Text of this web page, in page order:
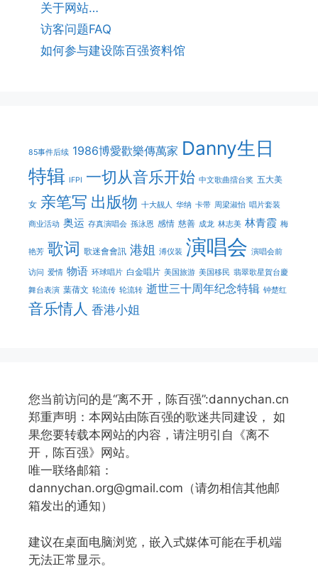
关于网站…
访客问题FAQ
如何参与建设陈百强资料馆
85事件后续 1986博愛歡樂傳萬家 Danny生日
特辑 IFPI 一切从音乐开始 中文歌曲擂台奖 五大美
女 亲笔写 出版物 十大靓人 华纳 卡带 周梁淑怡 唱片套装
商业活动 奥运 存真演唱会 孫泳恩 感情 慈善 成龙 林志美 林青霞 梅
艳芳 歌词 歌迷會會訊 港姐 溥仪装 演唱会 演唱会前
访问 爱情 物语 环球唱片 白金唱片 美国旅游 美国移民 翡翠歌星賀台慶
舞台表演 葉蒨文 轮流传 轮流转 逝世三十周年纪念特辑 钟楚红
音乐情人 香港小姐
您当前访问的是“离不开，陈百强”:dannychan.cn
郑重声明：本网站由陈百强的歌迷共同建设， 如
果您要转载本网站的内容，请注明引自《离不
开，陈百强》网站。
唯一联络邮箱：
dannychan.org@gmail.com（请勿相信其他邮
箱发出的通知）
建议在桌面电脑浏览，嵌入式媒体可能在手机端
无法正常显示。